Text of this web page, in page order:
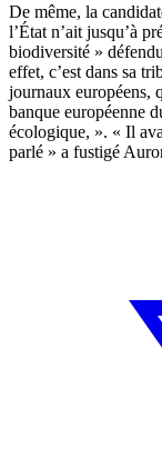
De même, la
l’État n’ait jusqu’à
biodiversité »
effet, c’est dans sa
journaux européens,
banque européenne
écologique, ». « Il
parlé » a fustigé